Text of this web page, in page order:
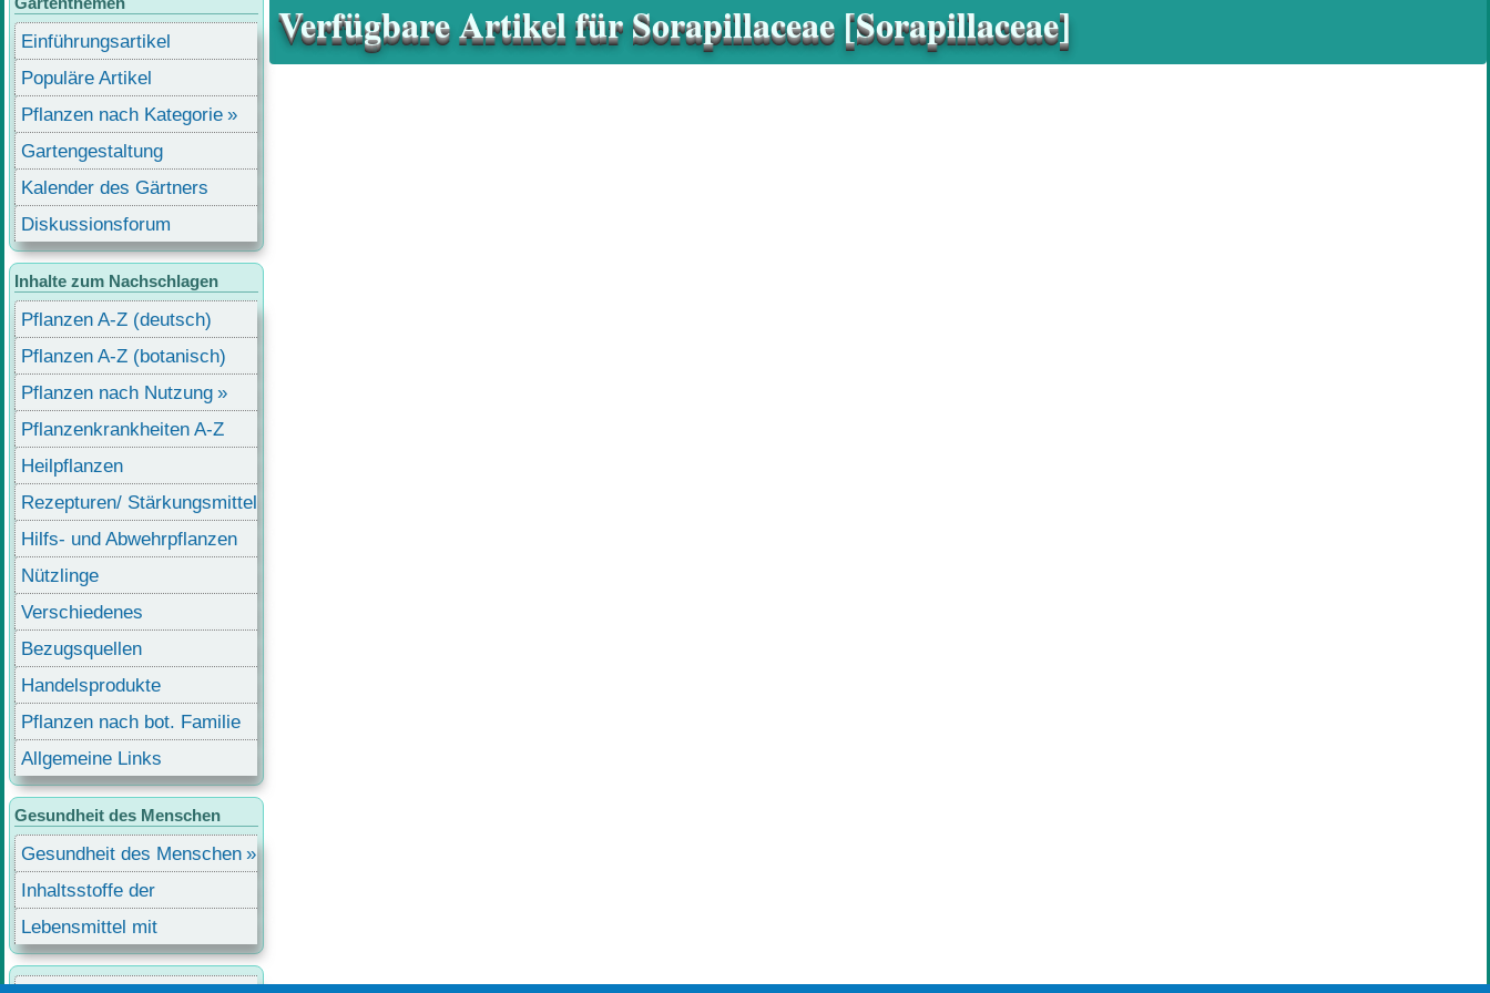
Verfügbare Artikel für Sorapillaceae [Sorapillaceae]
Einführungsartikel
Populäre Artikel
Pflanzen nach Kategorie
Gartengestaltung
Kalender des Gärtners
Diskussionsforum
Inhalte zum Nachschlagen
Pflanzen A-Z (deutsch)
Pflanzen A-Z (botanisch)
Pflanzen nach Nutzung
Pflanzenkrankheiten A-Z
Heilpflanzen
Rezepturen/ Stärkungsmittel
Hilfs- und Abwehrpflanzen
Nützlinge
Verschiedenes
Bezugsquellen
Handelsprodukte
Pflanzen nach bot. Familie
Allgemeine Links
Gesundheit des Menschen
Gesundheit des Menschen
Inhaltsstoffe der
Lebensmittel
Lebensmittel mit
Inhaltsstoffen
Benutzermenü